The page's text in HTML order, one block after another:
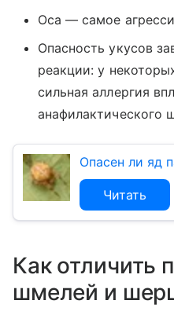
Оса — самое
Опасность укусов
реакции: у
сильная аллергия
анафилактического
Опасен ли яд
Читать
Как отличить
шмелей и